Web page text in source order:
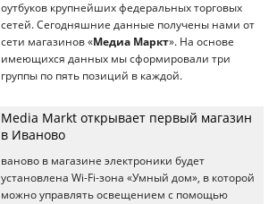
оутбуков крупнейших федеральных торговых
сетей. Сегодняшние данные получены нами от
сети магазинов «Медиа Маркт». На основе
имеющихся данных мы сформировали три
группы по пять позиций в каждой.
Media Markt открывает первый магазин
в Иваново
ваново в магазине электроники будет
установлена Wi-Fi-зона «Умный дом», в которой
можно управлять освещением с помощью